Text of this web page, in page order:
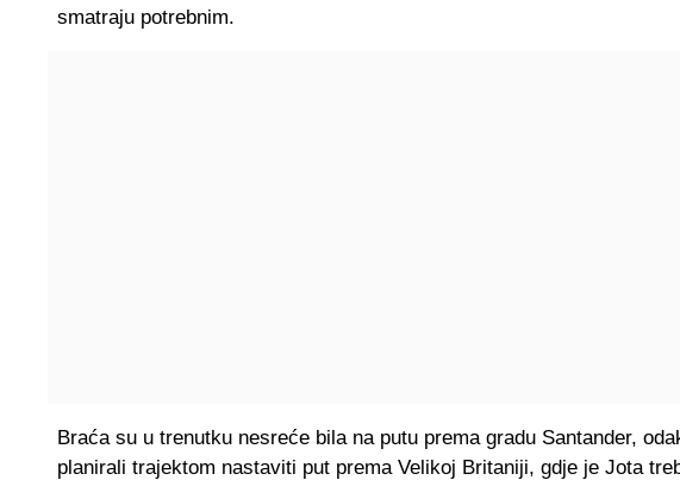
smatraju potrebnim.
Braća su u trenutku nesreće bila na putu prema gradu Santander,
planirali trajektom nastaviti put prema Velikoj Britaniji, gdje je Jota